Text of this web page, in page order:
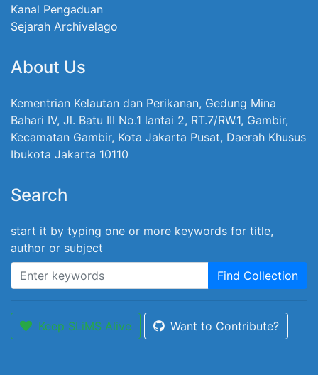
Kanal Pengaduan
Sejarah Archivelago
About Us
Kementrian Kelautan dan Perikanan, Gedung Mina
Bahari IV, Jl. Batu III No.1 lantai 2, RT.7/RW.1, Gambir,
Kecamatan Gambir, Kota Jakarta Pusat, Daerah Khusus
Ibukota Jakarta 10110
Search
start it by typing one or more keywords for title,
author or subject
Find Collection
Keep SLiMS Alive Want to Contribute?